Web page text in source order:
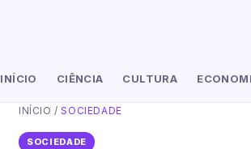
INÍCIO CIÊNCIA CULTURA
INÍCIO /SOCIEDADE
SOCIEDADE